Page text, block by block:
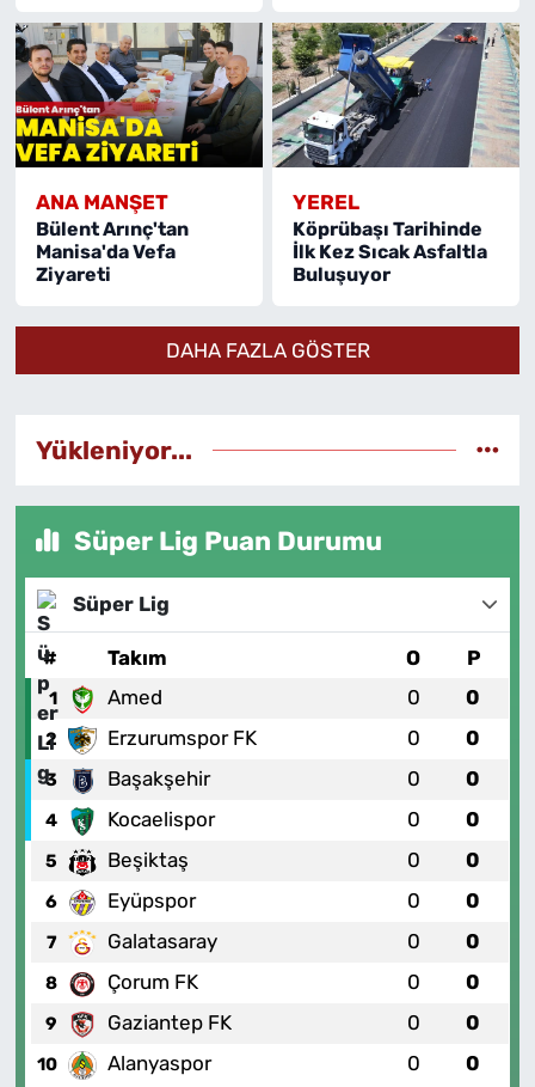
ANA MANŞET
Bülent Arınç'tan
Manisa'da Vefa
Ziyareti
YEREL
Köprübaşı Tarihinde
İlk Kez Sıcak Asfaltla
Buluşuyor
DAHA FAZLA GÖSTER
Yükleniyor...
Süper Lig Puan Durumu
Süper Lig
# Takım O P
1 Amed 0 0
2 Erzurumspor FK 0 0
3 Başakşehir 0 0
4 Kocaelispor 0 0
5 Beşiktaş 0 0
6 Eyüpspor 0 0
7 Galatasaray 0 0
8 Çorum FK 0 0
9 Gaziantep FK 0 0
10 Alanyaspor 0 0